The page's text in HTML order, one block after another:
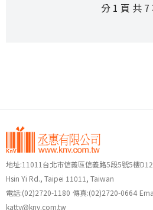
分 1 頁 共 7
地址:11011台北市信義區信義路5段5號5樓
Hsin Yi Rd., Taipei 11011, Taiwan
電話:(02)2720-1180 傳真:(02)2720-0664
katty@knv.com.tw